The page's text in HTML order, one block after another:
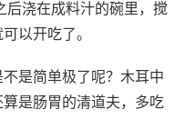
后浇在成料汁的碗里，搅
以开吃了。
是简单极了呢？木耳中
是肠胃的清道夫，多吃